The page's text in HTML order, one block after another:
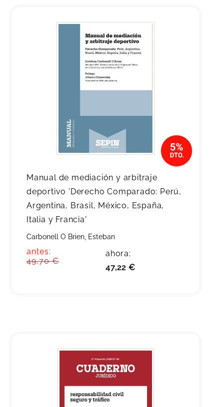
Manual de mediación y arbitraje
deportivo 'Derecho Comparado: Perú,
Argentina, Brasil, México, España,
Italia y Francia'
Carbonell O Brien, Esteban
antes:
49,70 €
ahora:
47,22 €